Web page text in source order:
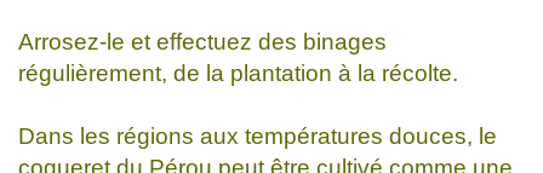
Arrosez-le et effectuez des binages
régulièrement, de la plantation à la récolte.
Dans les régions aux températures douces, le
coqueret du Pérou peut être cultivé comme une